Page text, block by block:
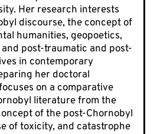
Her research interests
discourse, the concept of
humanities, geopoetics,
post-traumatic and post-
in contemporary
her doctoral
on a comparative
literature from the
of the post-Chornobyl
of toxicity, and catastrophe